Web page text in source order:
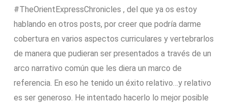
#TheOrientExpressChronicles , del que ya os estoy
hablando en otros posts, por creer que podría darme
cobertura en varios aspectos curriculares y vertebrarlos
de manera que pudieran ser presentados a través de un
arco narrativo común que les diera un marco de
referencia. En eso he tenido un éxito relativo…y relativo
es ser generoso. He intentado hacerlo lo mejor posible